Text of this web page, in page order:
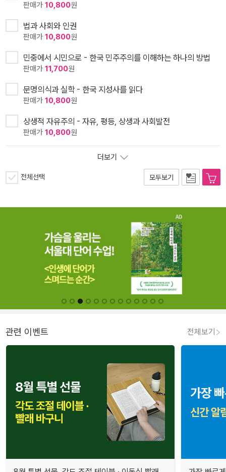
판매가 10,800원
법과 사회와 인권
판매가 10,800원
민중에서 시민으로 - 한국 민주주의를 이해하는 하나의 방법
판매가 11,700원
문명의식과 실학 - 한국 지성사를 읽다
판매가 10,800원
상생적 자유주의 - 자유, 평등, 상생과 사회발전
판매가 10,800원
더보기
전체선택 모두보기
관련 이벤트 전체보기